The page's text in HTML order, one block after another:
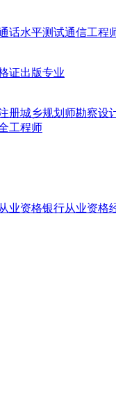
话水平测试通信工程
证出版专业
册城乡规划师勘察设
工程师
业资格银行从业资格